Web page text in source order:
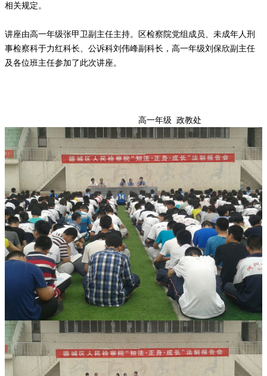
相关规定。
讲座由高一年级张甲卫副主任主持。区检察院党组成员、未成年人刑
事检察科于力红科长、公诉科刘伟峰副科长，高一年级刘保欣副主任
及各位班主任参加了此次讲座。
高一年级 政教处